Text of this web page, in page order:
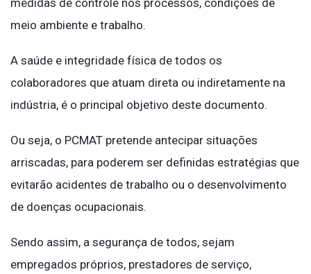
medidas de controle nos processos, condições de
meio ambiente e trabalho.
A saúde e integridade física de todos os
colaboradores que atuam direta ou indiretamente na
indústria, é o principal objetivo deste documento.
Ou seja, o PCMAT pretende antecipar situações
arriscadas, para poderem ser definidas estratégias que
evitarão acidentes de trabalho ou o desenvolvimento
de doenças ocupacionais.
Sendo assim, a segurança de todos, sejam
empregados próprios, prestadores de serviço,